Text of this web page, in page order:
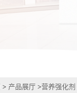
> 产品展厅 >营养强化剂